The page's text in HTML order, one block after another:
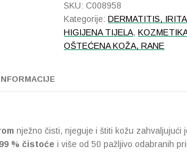
količina
SKU:C008958
Kategorije:DERMATITIS,
HIGIJENA TIJELA,
OŠTEĆENA KOŽA, RANE
nježno čisti, njeguje i štiti kožu zahvaljujući
% čistoće i više od 50 pažljivo odabranih